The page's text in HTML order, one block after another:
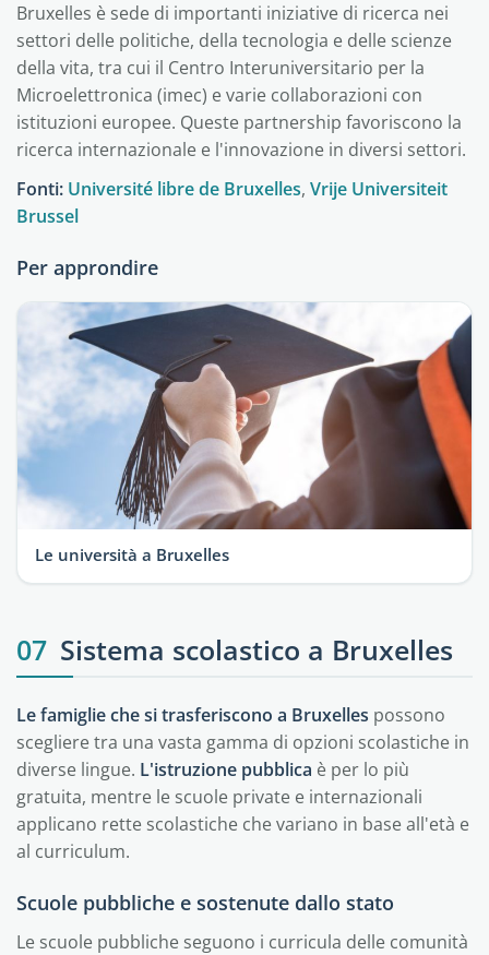
Bruxelles è sede di importanti iniziative di ricerca nei
settori delle politiche, della tecnologia e delle scienze
della vita, tra cui il Centro Interuniversitario per la
Microelettronica (imec) e varie collaborazioni con
istituzioni europee. Queste partnership favoriscono la
ricerca internazionale e l'innovazione in diversi settori.
Fonti: Université libre de Bruxelles, Vrije Universiteit
Brussel
Per approndire
Le università a Bruxelles
07 Sistema scolastico a Bruxelles
Le famiglie che si trasferiscono a Bruxelles possono
scegliere tra una vasta gamma di opzioni scolastiche in
diverse lingue. L'istruzione pubblica è per lo più
gratuita, mentre le scuole private e internazionali
applicano rette scolastiche che variano in base all'età e
al curriculum.
Scuole pubbliche e sostenute dallo stato
Le scuole pubbliche seguono i curricula delle comunità